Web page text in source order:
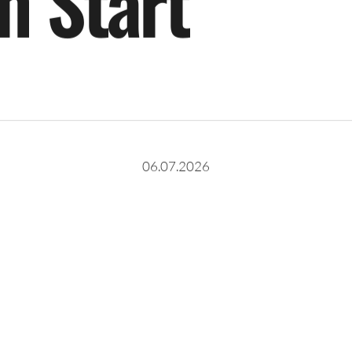
06.07.2026